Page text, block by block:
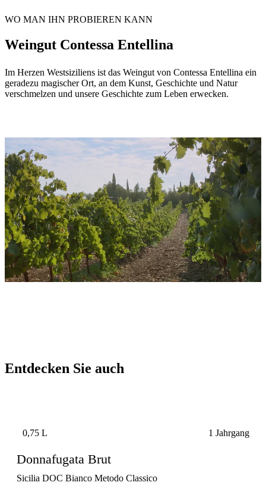
WO MAN IHN PROBIEREN KANN
Weingut Contessa Entellina
Im Herzen Westsiziliens ist das Weingut von Contessa Entellina ein
geradezu magischer Ort, an dem Kunst, Geschichte und Natur
verschmelzen und unsere Geschichte zum Leben erwecken.
Entdecken Sie auch
0,75 L 1 Jahrgang
Donnafugata Brut
Sicilia DOC Bianco Metodo Classico